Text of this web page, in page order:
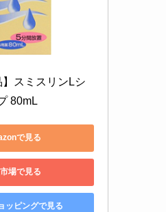
】スミスリンLシ
80mL
で見る
場で見る
ッピングで見る